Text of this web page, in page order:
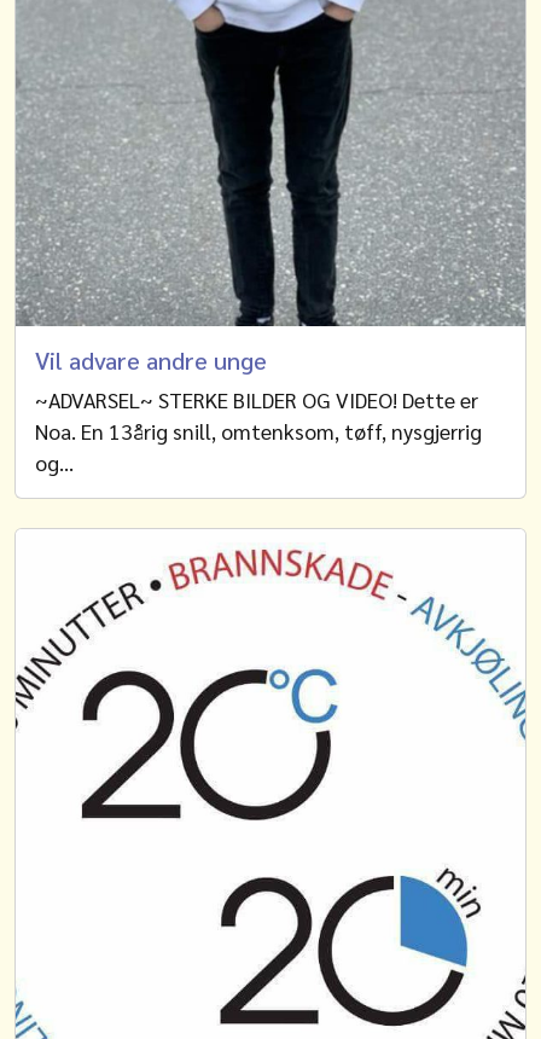
Vil advare andre unge
~ADVARSEL~ STERKE BILDER OG VIDEO! Dette er
Noa. En 13årig snill, omtenksom, tøff, nysgjerrig
og…